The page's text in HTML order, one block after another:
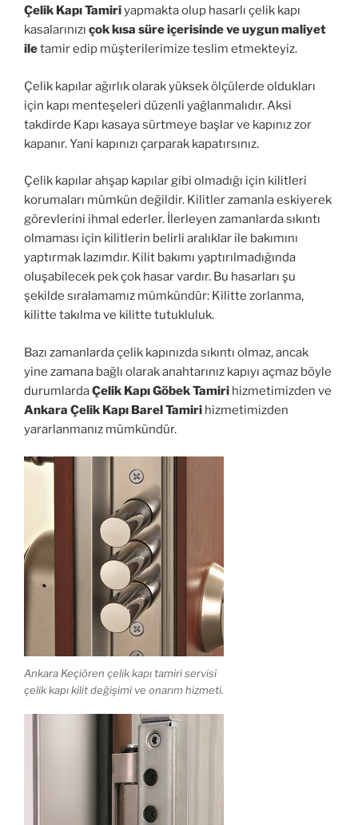
Çelik Kapı Tamiriyapmakta olup hasarlı çelik kapı
kasalarınızı çok kısa süre içerisinde ve uygun maliyet
iletamir edip müşterilerimize teslim etmekteyiz.
Çelik kapılar ağırlık olarak yüksek ölçülerde oldukları
için kapı menteşeleri düzenli yağlanmalıdır. Aksi
takdirde Kapı kasaya sürtmeye başlar ve kapınız zor
kapanır. Yani kapınızı çarparak kapatırsınız.
Çelik kapılar ahşap kapılar gibi olmadığı için kilitleri
korumaları mümkün değildir. Kilitler zamanla eskiyerek
görevlerini ihmal ederler. İlerleyen zamanlarda sıkıntı
olmaması için kilitlerin belirli aralıklar ile bakımını
yaptırmak lazımdır. Kilit bakımı yaptırılmadığında
oluşabilecek pek çok hasar vardır. Bu hasarları şu
şekilde sıralamamız mümkündür: Kilitte zorlanma,
kilitte takılma ve kilitte tutukluluk.
Bazı zamanlarda çelik kapınızda sıkıntı olmaz, ancak
yine zamana bağlı olarak anahtarınız kapıyı açmaz böyle
durumlardaÇelik Kapı Göbek Tamiri hizmetimizden ve
Ankara Çelik Kapı Barel Tamiri hizmetimizden
yararlanmanız mümkündür.
Ankara Keçiören çelik kapı tamiri servisi
çelik kapı kilit değişimi ve onarım hizmeti.